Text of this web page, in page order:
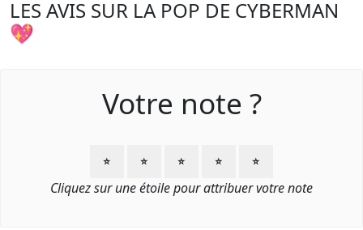
LES AVIS SUR LA POP DE CYBERMAN
💖
Votre note ?
⭐ ⭐ ⭐ ⭐ ⭐
Cliquez sur une étoile pour attribuer votre note